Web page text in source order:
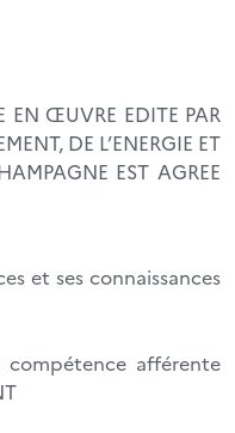
EN ŒUVRE EDITE PAR
DE L’ENERGIE ET
EST AGREE
et ses connaissances
compétence afférente